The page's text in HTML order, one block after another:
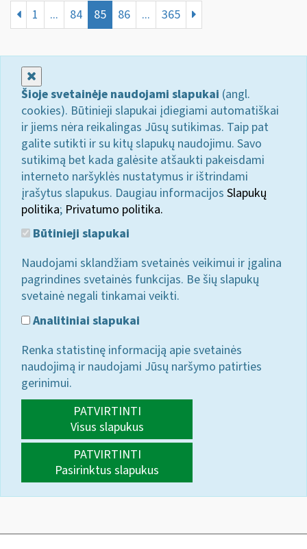
1 ... 84 85 86 ... 365
Šioje svetainėje naudojami slapukai (angl.
cookies). Būtinieji slapukai įdiegiami automatiškai
ir jiems nėra reikalingas Jūsų sutikimas. Taip pat
galite sutikti ir su kitų slapukų naudojimu. Savo
sutikimą bet kada galėsite atšaukti pakeisdami
interneto naršyklės nustatymus ir ištrindami
įrašytus slapukus. Daugiau informacijos Slapukų
politika; Privatumo politika.
Būtinieji slapukai
Naudojami sklandžiam svetainės veikimui ir įgalina
pagrindines svetainės funkcijas. Be šių slapukų
svetainė negali tinkamai veikti.
Analitiniai slapukai
Renka statistinę informaciją apie svetainės
naudojimą ir naudojami Jūsų naršymo patirties
gerinimui.
PATVIRTINTI
Visus slapukus
PATVIRTINTI
Pasirinktus slapukus